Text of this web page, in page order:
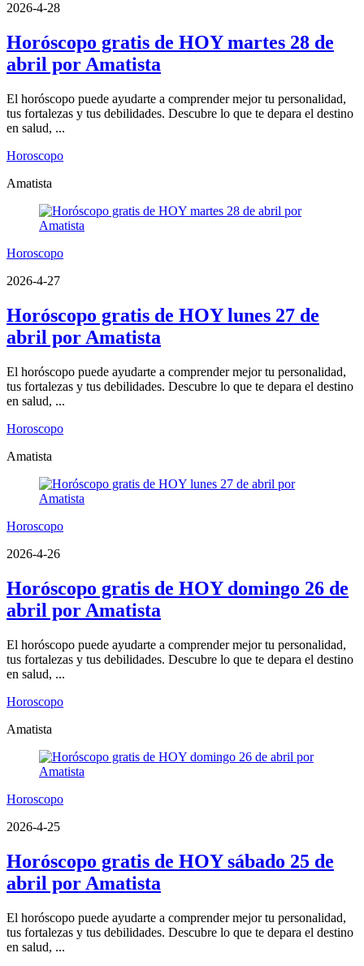
2026-4-28
Horóscopo gratis de HOY martes 28 de
abril por Amatista
El horóscopo puede ayudarte a comprender mejor tu personalidad,
tus fortalezas y tus debilidades. Descubre lo que te depara el destino
en salud, ...
Horoscopo
Amatista
Horoscopo
2026-4-27
Horóscopo gratis de HOY lunes 27 de
abril por Amatista
El horóscopo puede ayudarte a comprender mejor tu personalidad,
tus fortalezas y tus debilidades. Descubre lo que te depara el destino
en salud, ...
Horoscopo
Amatista
Horoscopo
2026-4-26
Horóscopo gratis de HOY domingo 26 de
abril por Amatista
El horóscopo puede ayudarte a comprender mejor tu personalidad,
tus fortalezas y tus debilidades. Descubre lo que te depara el destino
en salud, ...
Horoscopo
Amatista
Horoscopo
2026-4-25
Horóscopo gratis de HOY sábado 25 de
abril por Amatista
El horóscopo puede ayudarte a comprender mejor tu personalidad,
tus fortalezas y tus debilidades. Descubre lo que te depara el destino
en salud, ...